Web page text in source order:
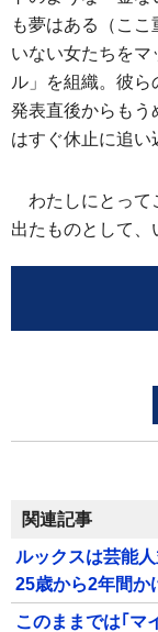
も夢はある（こ
いない女たちをマ
ル」を組織。彼ら
発表直後からもう
はすぐ休止に追い
わたしにとって
出たものとして、
関連記事
ルックスは芸能
25歳から2年間か
このままでは｢マ